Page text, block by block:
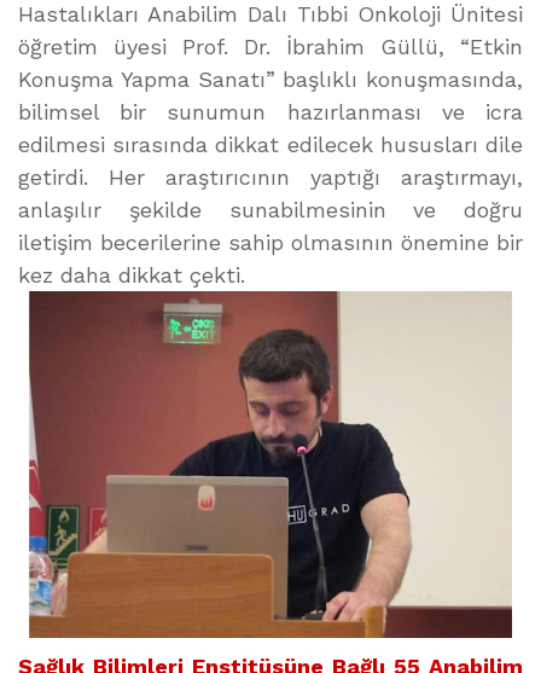
Hastalıkları Anabilim Dalı Tıbbi Onkoloji Ünitesi
öğretim üyesi Prof. Dr. İbrahim Güllü, “Etkin
Konuşma Yapma Sanatı” başlıklı konuşmasında,
bilimsel bir sunumun hazırlanması ve icra
edilmesi sırasında dikkat edilecek hususları dile
getirdi. Her araştırıcının yaptığı araştırmayı,
anlaşılır şekilde sunabilmesinin ve doğru
iletişim becerilerine sahip olmasının önemine bir
kez daha dikkat çekti.
Sağlık Bilimleri Enstitüsüne Bağlı 55 Anabilim